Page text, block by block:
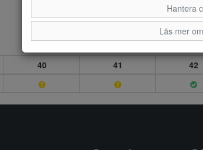
40 41 42
Hantera
Läs mer